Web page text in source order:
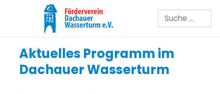
Suchen
Aktuelles Programm im
Dachauer Wasserturm